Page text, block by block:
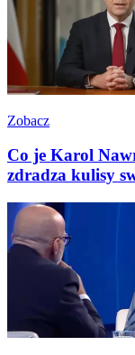
Zobacz
Co je Karol
zdradza kulisy